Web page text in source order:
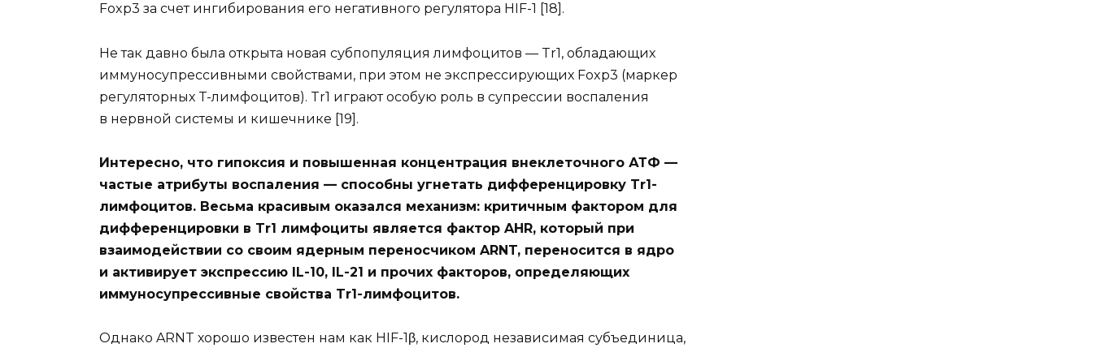
Foxp3 за счет ингибирования его негативного регулятора HIF-1 [18].
Не так давно была открыта новая субпопуляция лимфоцитов — Tr1, обладающих
иммуносупрессивными свойствами, при этом не экспрессирующих Foxp3 (маркер
регуляторных T-лимфоцитов). Tr1 играют особую роль в супрессии воспаления
в нервной системы и кишечнике [19].
Интересно, что гипоксия и повышенная концентрация внеклеточного АТФ —
частые атрибуты воспаления — способны угнетать дифференцировку Tr1-
лимфоцитов. Весьма красивым оказался механизм: критичным фактором для
дифференцировки в Tr1 лимфоциты является фактор AHR, который при
взаимодействии со своим ядерным переносчиком ARNT, переносится в ядро
и активирует экспрессию IL-10, IL-21 и прочих факторов, определяющих
иммуносупрессивные свойства Tr1-лимфоцитов.
Однако ARNT хорошо известен нам как HIF-1β, кислород независимая субъединица,